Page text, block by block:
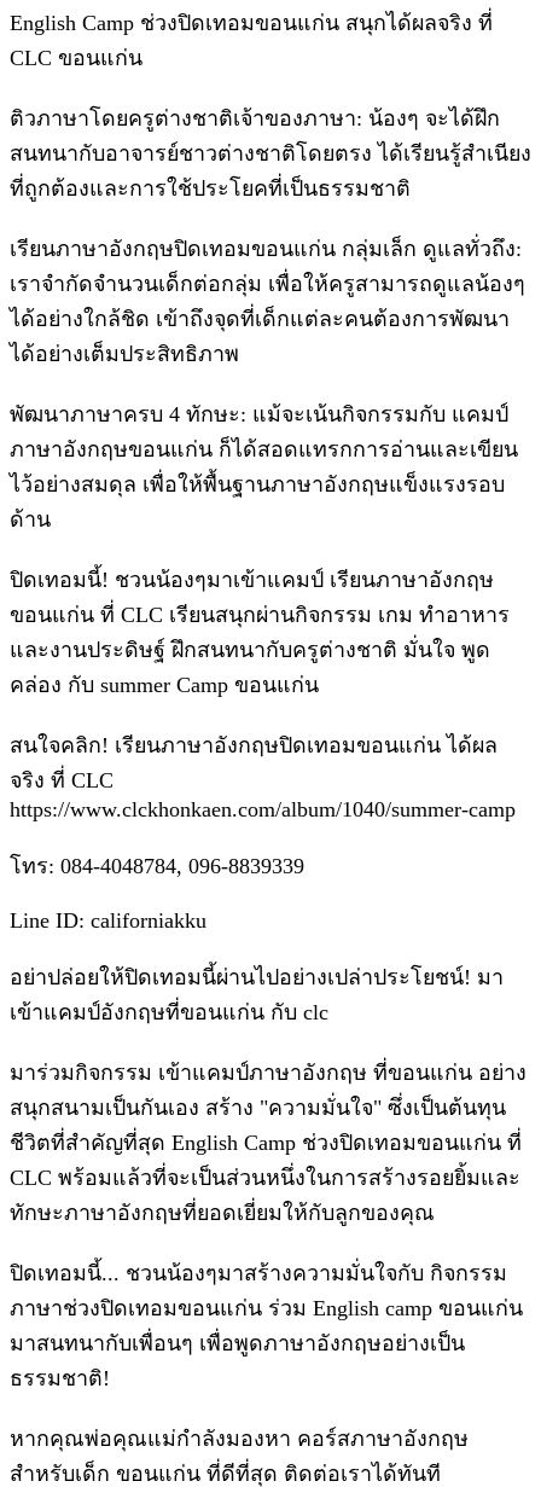
English Camp ช่วงปิดเทอมขอนแก่น สนุกได้ผลจริง ที่
CLC ขอนแก่น
ติวภาษาโดยครูต่างชาติเจ้าของภาษา: น้องๆ จะได้ฝึก
สนทนากับอาจารย์ชาวต่างชาติโดยตรง ได้เรียนรู้สำเนียง
ที่ถูกต้องและการใช้ประโยคที่เป็นธรรมชาติ
เรียนภาษาอังกฤษปิดเทอมขอนแก่น กลุ่มเล็ก ดูแลทั่วถึง:
เราจำกัดจำนวนเด็กต่อกลุ่ม เพื่อให้ครูสามารถดูแลน้องๆ
ได้อย่างใกล้ชิด เข้าถึงจุดที่เด็กแต่ละคนต้องการพัฒนา
ได้อย่างเต็มประสิทธิภาพ
พัฒนาภาษาครบ 4 ทักษะ: แม้จะเน้นกิจกรรมกับ แคมป์
ภาษาอังกฤษขอนแก่น ก็ได้สอดแทรกการอ่านและเขียน
ไว้อย่างสมดุล เพื่อให้พื้นฐานภาษาอังกฤษแข็งแรงรอบ
ด้าน
ปิดเทอมนี้! ชวนน้องๆมาเข้าแคมป์ เรียนภาษาอังกฤษ
ขอนแก่น ที่ CLC เรียนสนุกผ่านกิจกรรม เกม ทำอาหาร
และงานประดิษฐ์ ฝึกสนทนากับครูต่างชาติ มั่นใจ พูด
คล่อง กับ summer Camp ขอนแก่น
สนใจคลิก! เรียนภาษาอังกฤษปิดเทอมขอนแก่น ได้ผล
จริง ที่ CLC
https://www.clckhonkaen.com/album/1040/summer-camp
โทร: 084-4048784, 096-8839339
Line ID: californiakku
อย่าปล่อยให้ปิดเทอมนี้ผ่านไปอย่างเปล่าประโยชน์! มา
เข้าแคมป์อังกฤษที่ขอนแก่น กับ clc
มาร่วมกิจกรรม เข้าแคมป์ภาษาอังกฤษ ที่ขอนแก่น อย่าง
สนุกสนามเป็นกันเอง สร้าง "ความมั่นใจ" ซึ่งเป็นต้นทุน
ชีวิตที่สำคัญที่สุด English Camp ช่วงปิดเทอมขอนแก่น ที่
CLC พร้อมแล้วที่จะเป็นส่วนหนึ่งในการสร้างรอยยิ้มและ
ทักษะภาษาอังกฤษที่ยอดเยี่ยมให้กับลูกของคุณ
ปิดเทอมนี้... ชวนน้องๆมาสร้างความมั่นใจกับ กิจกรรม
ภาษาช่วงปิดเทอมขอนแก่น ร่วม English camp ขอนแก่น
มาสนทนากับเพื่อนๆ เพื่อพูดภาษาอังกฤษอย่างเป็น
ธรรมชาติ!
หากคุณพ่อคุณแม่กำลังมองหา คอร์สภาษาอังกฤษ
สำหรับเด็ก ขอนแก่น ที่ดีที่สุด ติดต่อเราได้ทันที